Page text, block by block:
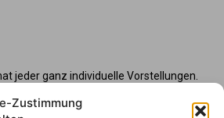
Zustimmung
jeder ganz individuelle Vorstellungen.
das Richtige für Sie. Die vier